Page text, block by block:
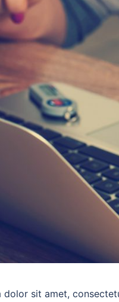
dolor sit amet,